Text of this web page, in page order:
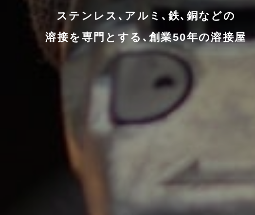
ステンレス､アルミ､鉄､銅などの
溶接を専門とする､創業50年の溶接屋